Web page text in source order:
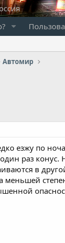
Автомир
езжу по
раз
в
меньшей